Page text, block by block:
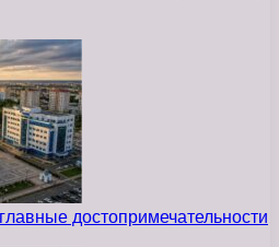
достопримечательности